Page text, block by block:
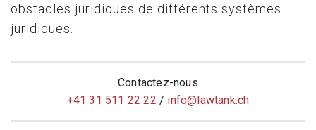
obstacles juridiques de différents systèmes
juridiques.
Contactez-nous
+41 31 511 22 22 / info@lawtank.ch